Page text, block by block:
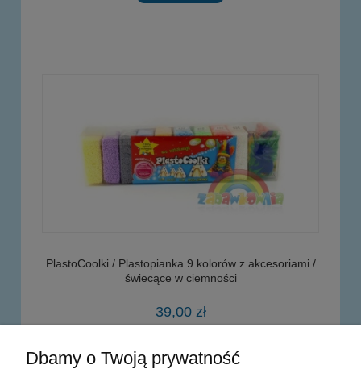
PlastoCoolki / Plastopianka 9 kolorów z akcesoriami /
świecące w ciemności
39,00 zł
do koszyka
Dbamy o Twoją prywatność